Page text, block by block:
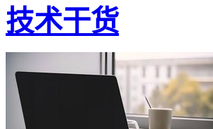
技术干货